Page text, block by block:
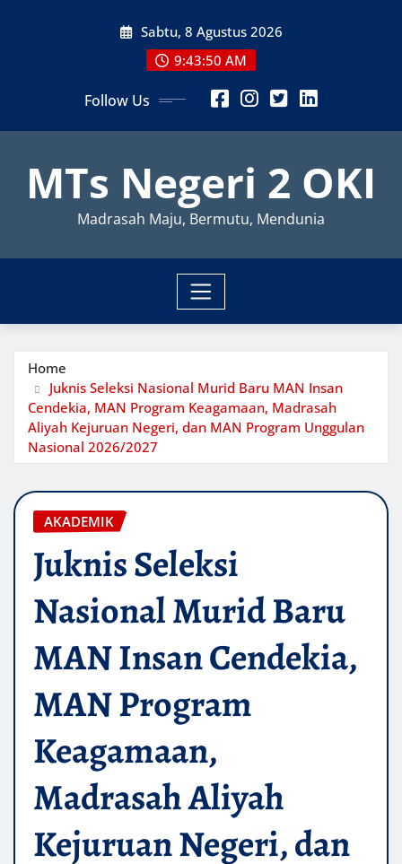
Sabtu, 8 Agustus 2026
9:43:51 AM
Follow Us
MTs Negeri 2 OKI
Madrasah Maju, Bermutu, Mendunia
Home
Juknis Seleksi Nasional Murid Baru MAN Insan
Cendekia, MAN Program Keagamaan, Madrasah
Aliyah Kejuruan Negeri, dan MAN Program Unggulan
Nasional 2026/2027
AKADEMIK
Juknis Seleksi
Nasional Murid Baru
MAN Insan Cendekia,
MAN Program
Keagamaan,
Madrasah Aliyah
Kejuruan Negeri, dan